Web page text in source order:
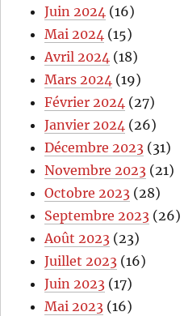
Juin 2024 (16)
Mai 2024 (15)
Avril 2024 (18)
Mars 2024 (19)
Février 2024 (27)
Janvier 2024 (26)
Décembre 2023 (31)
Novembre 2023 (21)
Octobre 2023 (28)
Septembre 2023 (26)
Août 2023 (23)
Juillet 2023 (16)
Juin 2023 (17)
Mai 2023 (16)